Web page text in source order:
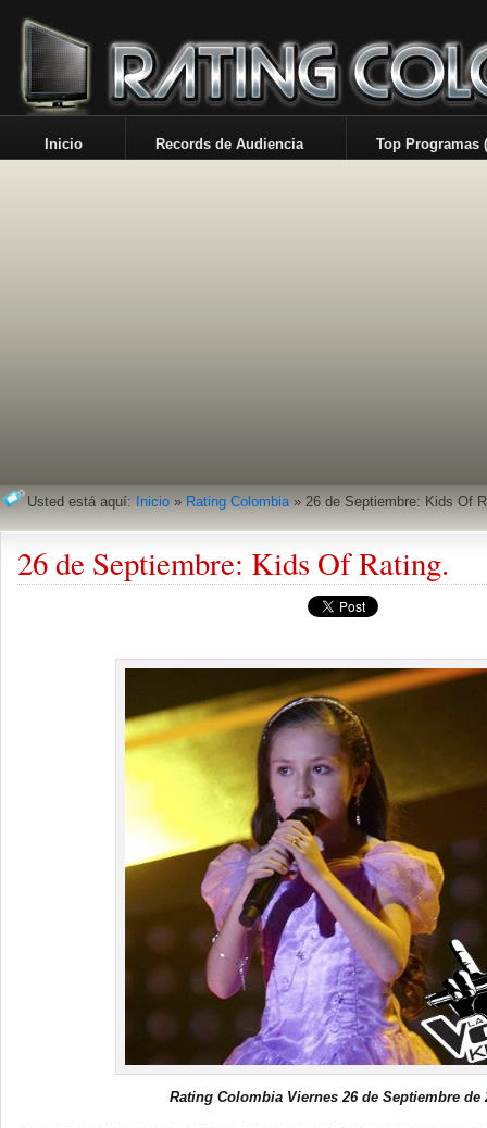
Inicio Records de Audiencia Top Programas
Usted está aquí: Inicio » Rating Colombia» 26 de Septiembre: Kids Of
26 de Septiembre: Kids Of Rating.
Rating Colombia Viernes 26 de Septiembre de